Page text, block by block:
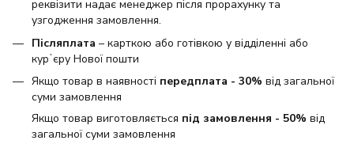
реквізити надає менеджер після прорахунку та
узгодження замовлення.
Післяплата – карткою або готівкою у відділенні або
курʼєру Нової пошти
Якщо товар в наявності передплата - 30% від загальної
суми замовлення
Якщо товар виготовляється під замовлення - 50% від
загальної суми замовлення